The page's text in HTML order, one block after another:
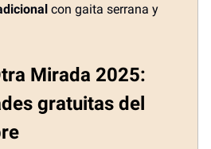
con gaita serrana y
Mirada 2025:
gratuitas del